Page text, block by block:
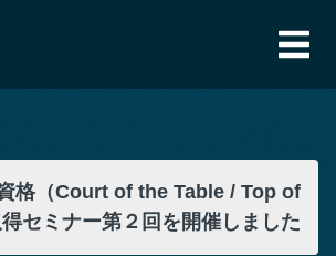
格（Court of the Table / Top of
セミナー第２回を開催しました